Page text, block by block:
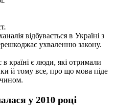
відбувається в Україні з
ухваленню закону.
країні є люди, які отримали
й тому все, про що мова піде
у 2010 році